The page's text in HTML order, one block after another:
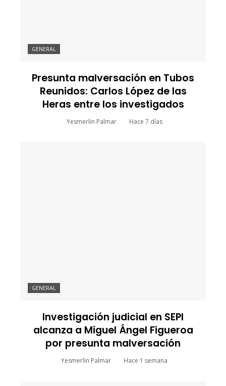
GENERAL
Presunta malversación en Tubos
Reunidos: Carlos López de las
Heras entre los investigados
Yesmerlin Palmar Hace 7 días
GENERAL
Investigación judicial en SEPI
alcanza a Miguel Ángel Figueroa
por presunta malversación
Yesmerlin Palmar Hace 1 semana